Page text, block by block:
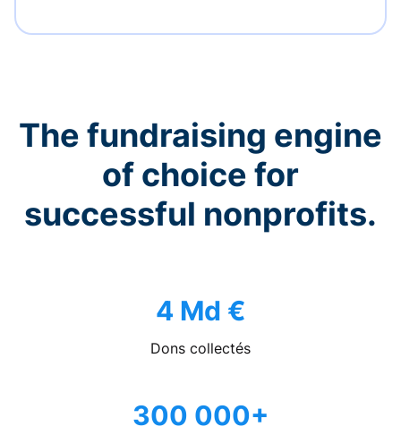
The fundraising engine
of choice for
successful nonprofits.
4 Md €
Dons collectés
300 000+